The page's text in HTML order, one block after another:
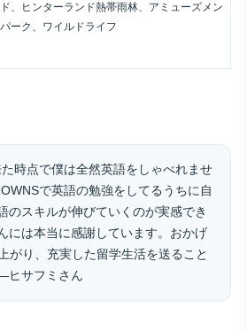
、ヒンターランド熱帯雨林、アミューズメン
パーク、ワイルドライフ
た時点で僕は全然英語をしゃべれませ
で英語の勉強をしてるうちに自
のスキルが伸びていくのが実感でき
には本当に感謝しています。おかげ
がり、充実した留学生活を送ること
ヒサフミさん